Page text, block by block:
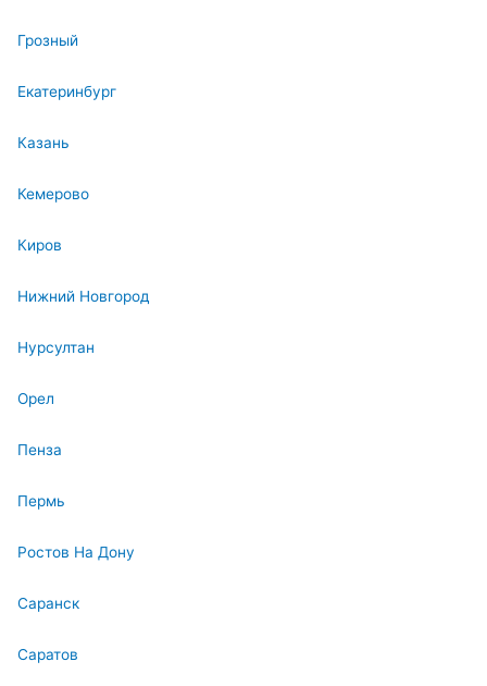
Грозный
Екатеринбург
Казань
Кемерово
Киров
Нижний Новгород
Нурсултан
Орел
Пенза
Пермь
Ростов На Дону
Саранск
Саратов